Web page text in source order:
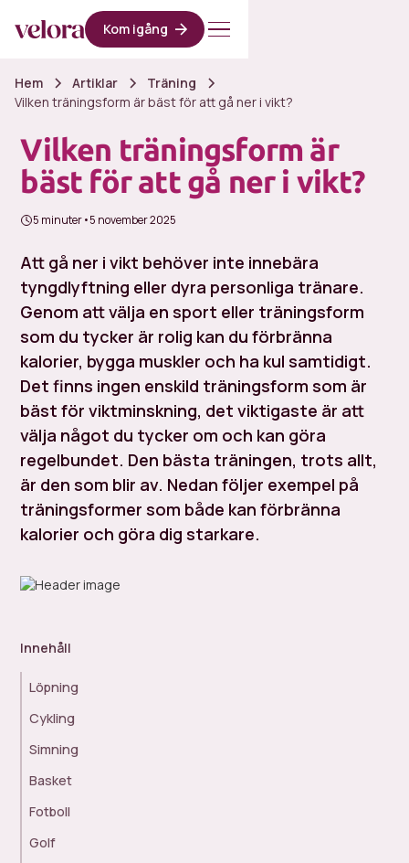
Kom igång
Hem Artiklar
Träning
Vilken träningsform är bäst för att gå ner i vikt?
Vilken träningsform är
bäst för att gå ner i vikt?
5 minuter•5 november 2025
Att gå ner i vikt behöver inte innebära
tyngdlyftning eller dyra personliga tränare.
Genom att välja en sport eller träningsform
som du tycker är rolig kan du förbränna
kalorier, bygga muskler och ha kul samtidigt.
Det finns ingen enskild träningsform som är
bäst för viktminskning, det viktigaste är att
välja något du tycker om och kan göra
regelbundet. Den bästa träningen, trots allt,
är den som blir av. Nedan följer exempel på
träningsformer som både kan förbränna
kalorier och göra dig starkare.
Innehåll
Löpning
Cykling
Simning
Basket
Fotboll
Golf